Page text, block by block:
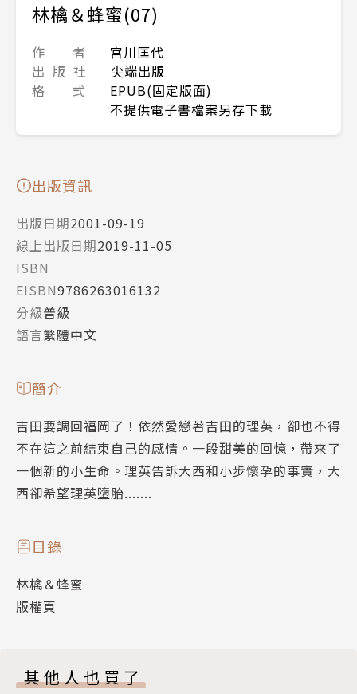
林檎＆蜂蜜(07)
作 者
宮川匡代
出 版 社
尖端出版
格 式
EPUB(固定版面)
不提供電子書檔案另存下載
出版資訊
出版日期2001-09-19
線上出版日期2019-11-05
ISBN
EISBN9786263016132
分級普級
語言繁體中文
簡介
吉田要調回福岡了！依然愛戀著吉田的理英，卻也不得
不在這之前結束自己的感情。一段甜美的回憶，帶來了
一個新的小生命。理英告訴大西和小步懷孕的事實，大
西卻希望理英墮胎.......
目錄
林檎＆蜂蜜
版權頁
其他人也買了